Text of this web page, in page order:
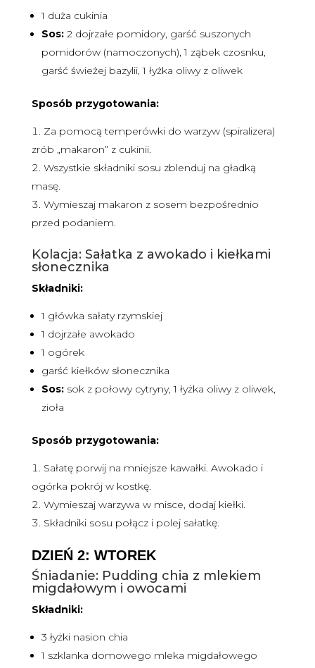
1 duża cukinia
Sos:2 dojrzałe pomidory, garść suszonych
pomidorów (namoczonych), 1 ząbek czosnku,
garść świeżej bazylii, 1 łyżka oliwy z oliwek
Sposób przygotowania:
Za pomocą temperówki do warzyw (spiralizera)
zrób „makaron” z cukinii.
Wszystkie składniki sosu zblenduj na gładką
masę.
Wymieszaj makaron z sosem bezpośrednio
przed podaniem.
Kolacja: Sałatka z awokado i kiełkami
słonecznika
Składniki:
1 główka sałaty rzymskiej
1 dojrzałe awokado
1 ogórek
garść kiełków słonecznika
Sos:sok z połowy cytryny, 1 łyżka oliwy z oliwek,
zioła
Sposób przygotowania:
Sałatę porwij na mniejsze kawałki. Awokado i
ogórka pokrój w kostkę.
Wymieszaj warzywa w misce, dodaj kiełki.
Składniki sosu połącz i polej sałatkę.
DZIEŃ 2: WTOREK
Śniadanie: Pudding chia z mlekiem
migdałowym i owocami
Składniki:
3 łyżki nasion chia
1 szklanka domowego mleka migdałowego